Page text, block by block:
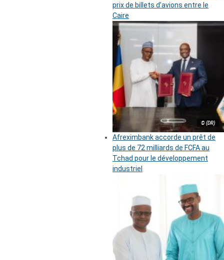
prix de billets d’avions entre le
Caire
© (DR)
Afreximbank accorde un prêt de
plus de 72 milliards de FCFA au
Tchad pour le développement
industriel